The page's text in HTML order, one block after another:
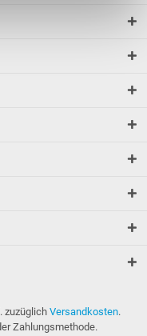
zuzüglich Versandkosten.
Zahlungsmethode.